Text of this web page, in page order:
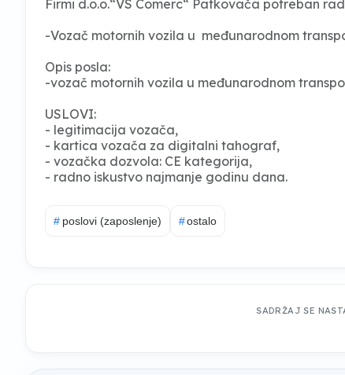
Firmi d.o.o.“VS Comerc“ Patkovača potreban
-Vozač motornih vozila u međunarodnom
Opis posla:
-vozač motornih vozila u međunarodnom
USLOVI:
- legitimacija vozača,
- kartica vozača za digitalni tahograf,
- vozačka dozvola: CE kategorija,
- radno iskustvo najmanje godinu dana.
# poslovi (zaposlenje) #ostalo
SADRŽAJ SE